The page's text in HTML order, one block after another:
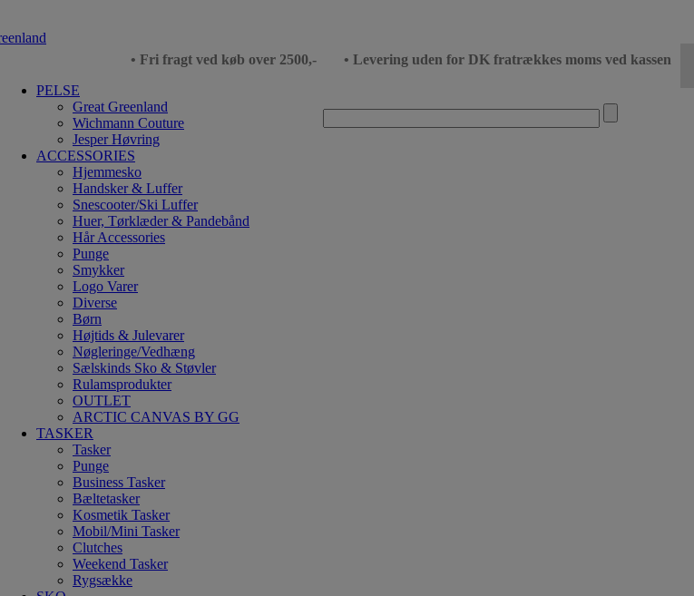
• Fri fragt ved køb over 2500,- • Levering uden for DK fratrækkes moms ved kassen
PELSE
Great Greenland
Wichmann Couture
Jesper Høvring
ACCESSORIES
Hjemmesko
Handsker & Luffer
Snescooter/Ski Luffer
Huer, Tørklæder & Pandebånd
Hår Accessories
Punge
Smykker
Logo Varer
Diverse
Børn
Højtids & Julevarer
Nøgleringe/Vedhæng
Sælskinds Sko & Støvler
Rulamsprodukter
OUTLET
ARCTIC CANVAS BY GG
TASKER
Tasker
Punge
Business Tasker
Bæltetasker
Kosmetik Tasker
Mobil/Mini Tasker
Clutches
Weekend Tasker
Rygsække